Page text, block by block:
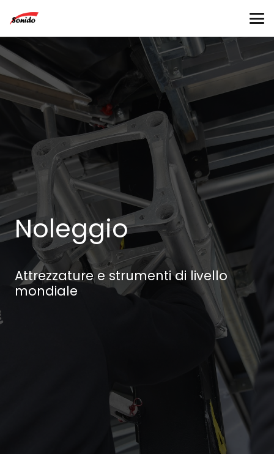
Noleggio
Attrezzature e strumenti di livello
mondiale